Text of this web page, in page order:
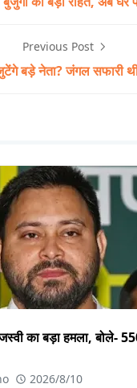
Previous Post
बड़े नेता? जंगल सफारी
का बड़ा हमला, बोले-
2026/8/10